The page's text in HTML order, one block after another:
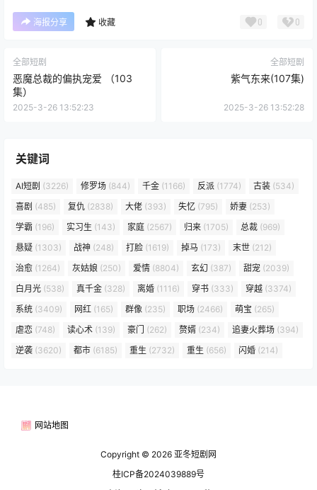
海报分享 收藏 0 0
全部短剧
恶魔总裁的偏执宠爱 （103
集）
2025-3-26 13:52:23
全部短剧
紫气东来(107集)
2025-3-26 13:52:28
关键词
AI短剧 (3226) 修罗场 (844) 千金 (1166) 反派 (1774) 古装 (534)
喜剧 (485) 复仇 (2838) 大佬 (393) 失忆 (795) 娇妻 (253)
学霸 (196) 实习生 (143) 家庭 (2567) 归来 (1705) 总裁 (969)
悬疑 (1303) 战神 (248) 打脸 (1619) 掉马 (173) 末世 (212)
治愈 (1264) 灰姑娘 (250) 爱情 (8804) 玄幻 (387) 甜宠 (2039)
白月光 (538) 真千金 (328) 离婚 (1116) 穿书 (333) 穿越 (3374)
系统 (3409) 网红 (165) 群像 (235) 职场 (2466) 萌宝 (265)
虐恋 (748) 读心术 (139) 豪门 (262) 赘婿 (234) 追妻火葬场 (394)
逆袭 (3620) 都市 (6185) 重生 (2732) 重生 (656) 闪婚 (214)
网站地图
Copyright © 2026 亚冬短剧网
桂ICP备2024039889号